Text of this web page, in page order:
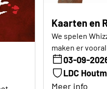
Kaarten en
We spelen
maken er
03-09-
LDC
Meer info